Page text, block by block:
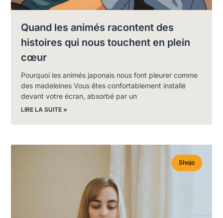
Quand les animés racontent des
histoires qui nous touchent en plein
cœur
Pourquoi les animés japonais nous font pleurer comme
des madeleines Vous êtes confortablement installé
devant votre écran, absorbé par un
LIRE LA SUITE »
Shojo